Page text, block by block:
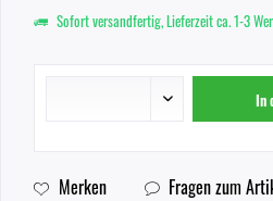
Sofort versandfertig, Lieferzeit ca. 1-3
In
Merken Fragen zum